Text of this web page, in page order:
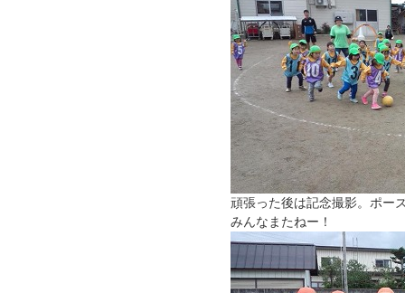
頑張った後は記念撮影。ポー
みんなまたねー！